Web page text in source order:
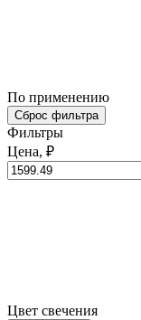
По применению
Сброс фильтра
Фильтры
Цена, ₽
Цвет свечения